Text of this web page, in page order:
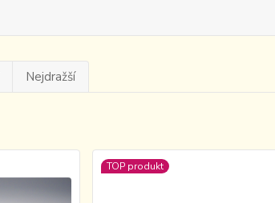
Nejdražší
TOP produkt